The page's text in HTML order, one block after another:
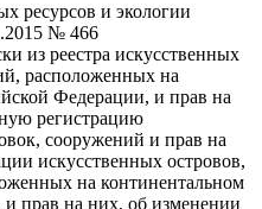
ресурсов и экологии
№ 466
из реестра искусственных
расположенных на
Федерации, и прав на
регистрацию
сооружений и прав на
искусственных островов,
на континентальном
прав на них, об изменении